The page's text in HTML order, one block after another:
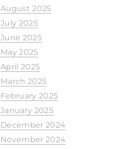
August 2025
July 2025
June 2025
May 2025
April 2025
March 2025
February 2025
January 2025
December 2024
November 2024